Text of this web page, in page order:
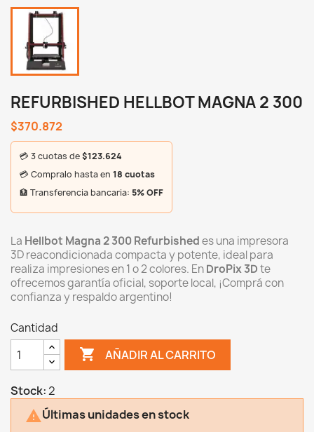
REFURBISHED HELLBOT MAGNA 2 300
$370.872
💳 3 cuotas de$123.624
💳 Compralo hasta en 18 cuotas
🏦 Transferencia bancaria: 5% OFF
La Hellbot Magna 2 300 Refurbishedes una impresora
3D reacondicionada compacta y potente, ideal para
realiza impresiones en 1 o 2 colores. EnDroPix 3Dte
ofrecemos garantía oficial, soporte local, ¡Comprá con
confianza y respaldo argentino!
Cantidad
 AÑADIR AL CARRITO
Stock:2
Últimas unidades en stock